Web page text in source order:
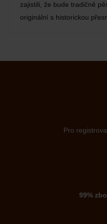
zajistili, že bude tradičně
originální s historickou
Pro
99%